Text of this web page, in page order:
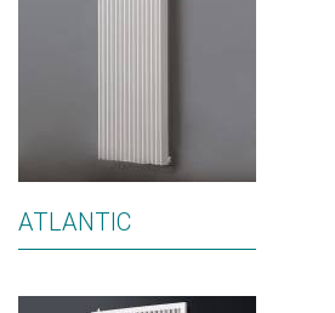
ATLANTIC